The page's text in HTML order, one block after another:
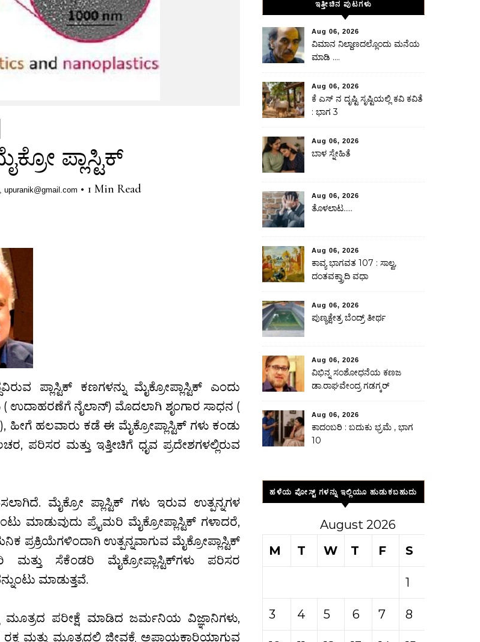
ಪ್ಲಾಸ್ಟಿಕ್
upuranik@gmail.com • 1 Min Read
ಕಣಗಳನ್ನು ಮೈಕ್ರೋಪ್ಲಾಸ್ಟಿಕ್ ಎಂದು
( ಉದಾಹರಣೆಗೆ ನೈಲಾನ್) ಮೊದಲಾಗಿ ಶೃಂಗಾರ ಸಾಧನ (
ಹಲವಾರು ಕಡೆ ಈ ಮೈಕ್ರೋಪ್ಲಾಸ್ಟಿಕ್ ಗಳು ಕಂಡು
ಪರಿಸರ ಮತ್ತು ಇತ್ತೀಚಿಗೆ ಧೃವ ಪ್ರದೇಶಗಳಲ್ಲಿರುವ
ಮೈಕ್ರೋ ಪ್ಲಾಸ್ಟಿಕ್ ಗಳು ಇರುವ ಉತ್ಪನ್ನಗಳ
ಮಾಡುವುದು ಪ್ರೈಮರಿ ಮೈಕ್ರೋಪ್ಲಾಸ್ಟಿಕ್ ಗಳಾದರೆ,
ಪ್ರಕ್ರಿಯೆಗಳಿಂದಾಗಿ ಉತ್ಪನ್ನವಾಗುವ ಮೈಕ್ರೋಪ್ಲಾಸ್ಟಿಕ್
ಮತ್ತು ಸೆಕೆಂಡರಿ ಮೈಕ್ರೋಪ್ಲಾಸ್ಟಿಕ್‍ಗಳು ಪರಿಸರ
ಮಾಡುತ್ತವೆ.
ಪರೀಕ್ಷೆ ಮಾಡಿದ ಜರ್ಮನಿಯ ವಿಜ್ಞಾನಿಗಳು,
ಮತ್ತು ಮೂತ್ರದಲ್ಲಿ ಜೀವಕ್ಕೆ ಅಪಾಯಕಾರಿಯಾಗುವ
ಇತ್ತೀಚಿನ ಪುಟಗಳು
Aug 06, 2026
ವಿಮಾನ ನಿಲ್ದಾಣದಲ್ಲೊಂದು ಮನೆಯ
ಮಾಡಿ ….
Aug 06, 2026
ಕೆ ಎಸ್ ನ ದೃಷ್ಟಿ ಸೃಷ್ಟಿಯಲ್ಲಿ ಕವಿ ಕವಿತೆ
: ಭಾಗ 3
Aug 06, 2026
ಬಾಳ ಸ್ನೇಹಿತೆ
Aug 06, 2026
ತೊಳಲಾಟ…..
Aug 06, 2026
ಕಾವ್ಯ ಭಾಗವತ 107 : ಸಾಲ್ವ,
ದಂತವಕ್ತ್ರಾದಿ ವಧಾ
Aug 06, 2026
ಪುಣ್ಯಕ್ಷೇತ್ರ ಬೆಂದ್ರ್ ತೀರ್ಥ
Aug 06, 2026
ವಿಭಿನ್ನ ಸಂಶೋಧನೆಯ ಕಣಜ
ಡಾ.ರಾಘವೇಂದ್ರ ಗಡಗ್ಕರ್
Aug 06, 2026
ಕಾದಂಬರಿ : ಬದುಕು ಭ್ರಮೆ , ಭಾಗ
10
ಹಳೆಯ ಪೋಸ್ಟ್ ಗಳನ್ನು ಇಲ್ಲಿಯೂ ಹುಡುಕಬಹುದು
August 2026
M
T W T F S
1
3 4 5 6 7 8